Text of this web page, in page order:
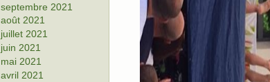
septembre 2021
août 2021
juillet 2021
juin 2021
mai 2021
avril 2021